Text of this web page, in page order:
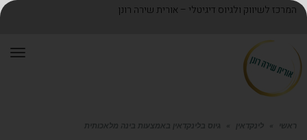
המרכז לשיווק ולגיוס דיגיטלי – אורית שירה רונן
ראשי » לינקדאין » גיוס בלינקדאין באמצעות בינה מלאכותית